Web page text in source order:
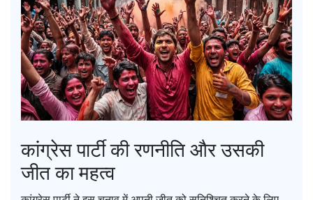
कांग्रेस पार्टी की रणनीति और उसकी
जीत का महत्व